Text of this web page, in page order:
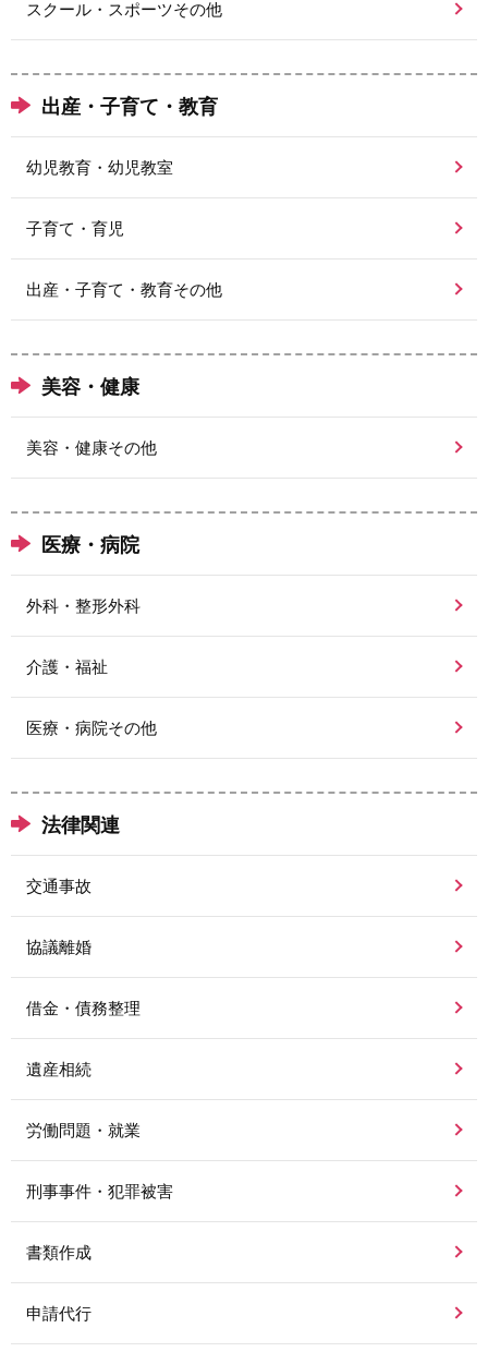
スクール・スポーツその他
出産・子育て・教育
幼児教育・幼児教室
子育て・育児
出産・子育て・教育その他
美容・健康
美容・健康その他
医療・病院
外科・整形外科
介護・福祉
医療・病院その他
法律関連
交通事故
協議離婚
借金・債務整理
遺産相続
労働問題・就業
刑事事件・犯罪被害
書類作成
申請代行